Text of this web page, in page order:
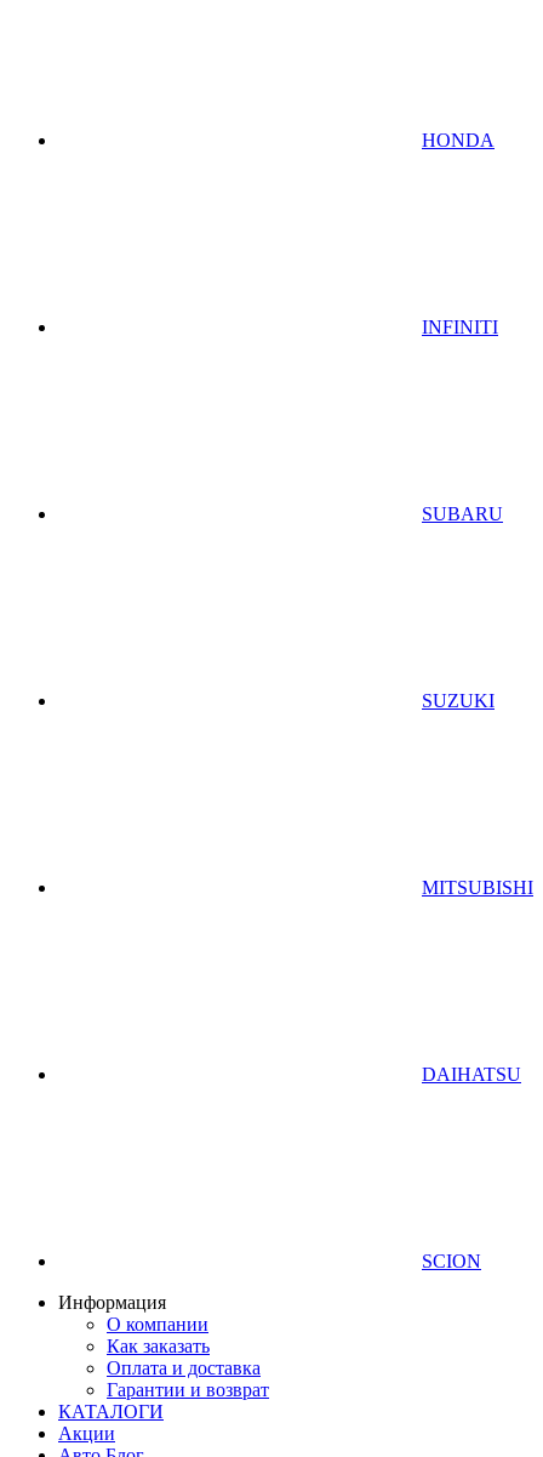
HONDA
INFINITI
SUBARU
SUZUKI
MITSUBISHI
DAIHATSU
SCION
Информация
О компании
Как заказать
Оплата и доставка
Гарантии и возврат
КАТАЛОГИ
Акции